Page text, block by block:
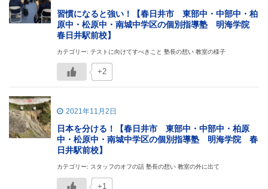
習慣になると強い！【春日井市 東部中・中部中・柏
原中・松原中・南城中学区の個別指導塾 明海学院
春日井駅前校】
カテゴリー: テストに向けてすべきこと 塾長の想い 教室の様子
+2
2021年11月2日
日本を分ける！【春日井市 東部中・中部中・柏原
中・松原中・南城中学区の個別指導塾 明海学院 春
日井駅前校】
カテゴリー: スタッフのオフの話 塾長の想い 教室の外に出て
+1